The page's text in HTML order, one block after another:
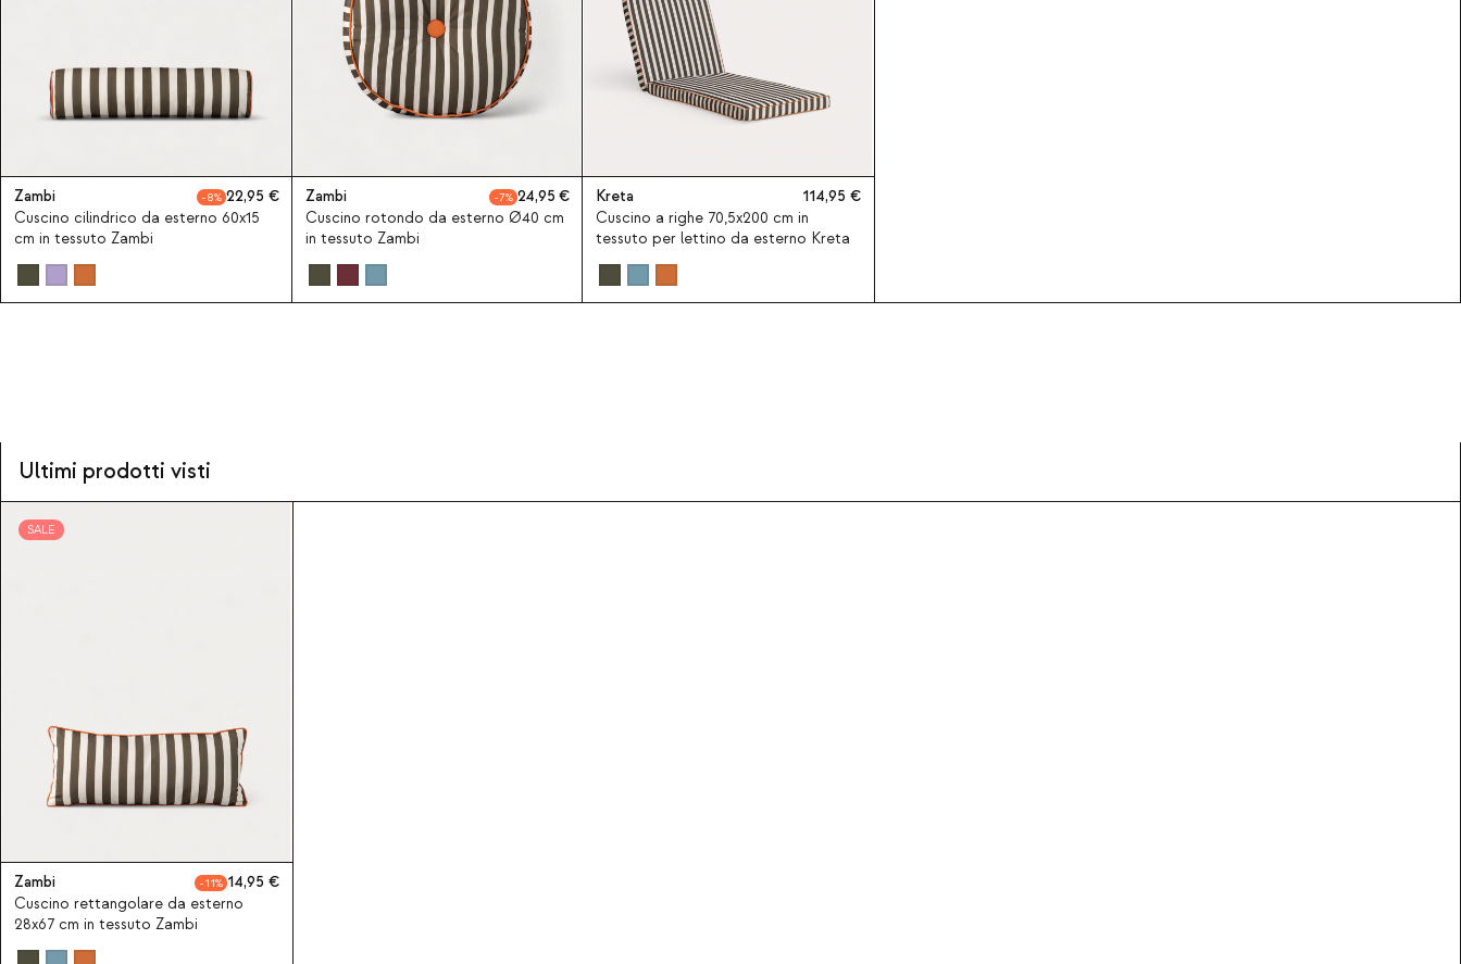
Zambi 8
22,95
Cuscino cilindrico da esterno 60x15
cm in tessuto Zambi
Zambi 7
24,95
Cuscino rotondo da esterno Ø40 cm
in tessuto Zambi
Kreta
114,95
Cuscino a righe 70,5x200 cm in
tessuto per lettino da esterno Kreta
Ultimi prodotti visti
SALE
Zambi 11
14,95
Cuscino rettangolare da esterno
28x67 cm in tessuto Zambi